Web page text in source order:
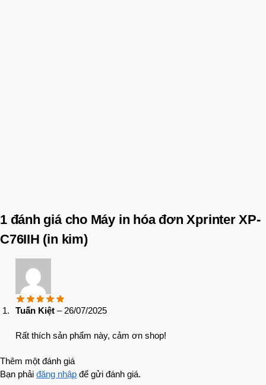
1 đánh giá cho Máy in hóa đơn Xprinter XP-
C76IIH (in kim)
Tuấn Kiệt – 26/07/2025
Rất thích sản phẩm này, cảm ơn shop!
Thêm một đánh giá
Bạn phải đăng nhập để gửi đánh giá.